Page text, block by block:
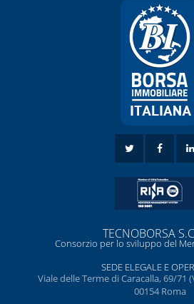
TECNOBORSA
Consorzio per lo sviluppo del
SEDE ELEGALE E
Viale delle Terme di Caracalla, 69/71
00154 Roma